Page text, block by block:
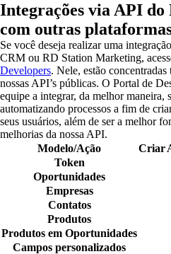
Integrações via API
com outras
Se você deseja realizar uma
CRM ou RD Station Marketing,
Developers. Nele, estão
nossas API’s públicas. O Portal de
equipe a integrar, da melhor maneira,
automatizando processos a fim de
seus usuários, além de ser a melhor
melhorias da nossa API.
Modelo/Ação
Criar
Token
Oportunidades
Empresas
Contatos
Produtos
Produtos em Oportunidades
Campos personalizados